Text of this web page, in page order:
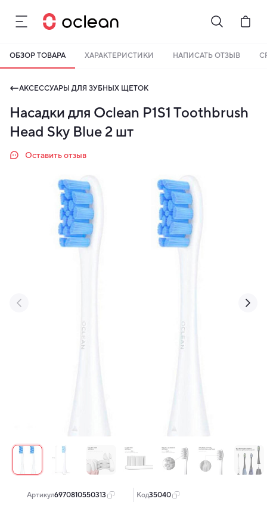
ОБЗОР ТОВАРА ХАРАКТЕРИСТИКИ НАПИСАТЬ ОТЗЫВ
АКСЕССУАРЫ ДЛЯ ЗУБНЫХ ЩЕТОК
Насадки для Oclean P1S1 Toothbrush
Head Sky Blue 2 шт
Оставить отзыв
‹ ›
Артикул:6970810550313 Код:35040